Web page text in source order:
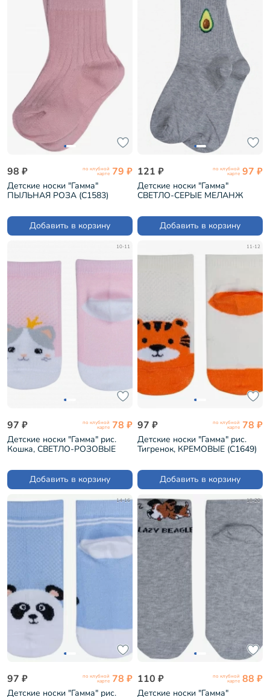
98 ₽ по клубной
карте 79 ₽
Детские носки "Гамма"
ПЫЛЬНАЯ РОЗА (С1583)
Добавить в корзину
121 ₽ по клубной
карте 97 ₽
Детские носки "Гамма"
СВЕТЛО-СЕРЫЕ МЕЛАНЖ
Добавить в корзину
10-11
97 ₽ по клубной
карте 78 ₽
Детские носки "Гамма" рис.
Кошка, СВЕТЛО-РОЗОВЫЕ
Добавить в корзину
11-12
97 ₽ по клубной
карте 78 ₽
Детские носки "Гамма" рис.
Тигренок, КРЕМОВЫЕ (С1649)
Добавить в корзину
14-16
97 ₽ по клубной
карте 78 ₽
Детские носки "Гамма" рис.
18-20
110 ₽ по клубной
карте 88 ₽
Детские носки "Гамма"